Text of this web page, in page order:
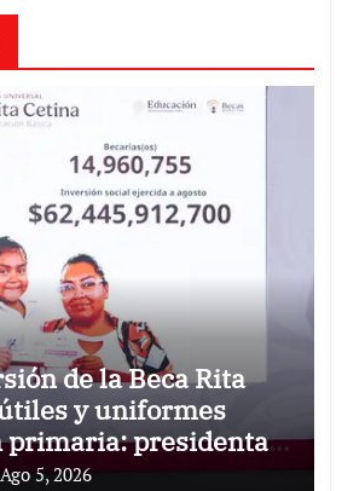
de la Beca Rita
y uniformes
primaria: presidenta
Ago 5, 2026